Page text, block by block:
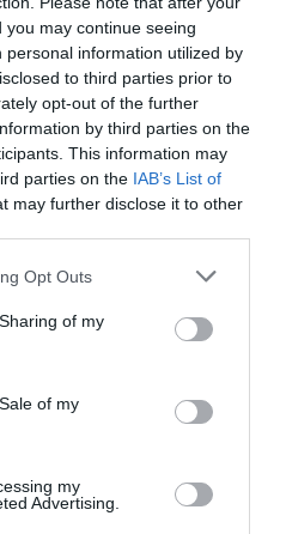
may continue seeing
information utilized by
to third parties prior to
opt-out of the further
by third parties on the
This information may
parties on the IAB’s List of
may further disclose it to other
Opt Outs
of my
of my
my
Advertising.
a poder treballar tota la
a poder treballar
com a font preferida de